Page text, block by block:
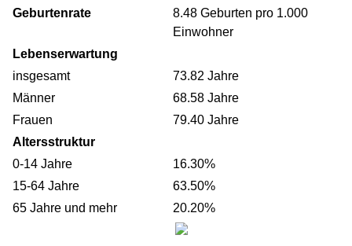
Geburtenrate
8.48 Geburten pro 1.000
Einwohner
Lebenserwartung
insgesamt
73.82 Jahre
Männer
68.58 Jahre
Frauen
79.40 Jahre
Altersstruktur
0-14 Jahre
16.30%
15-64 Jahre
63.50%
65 Jahre und mehr
20.20%